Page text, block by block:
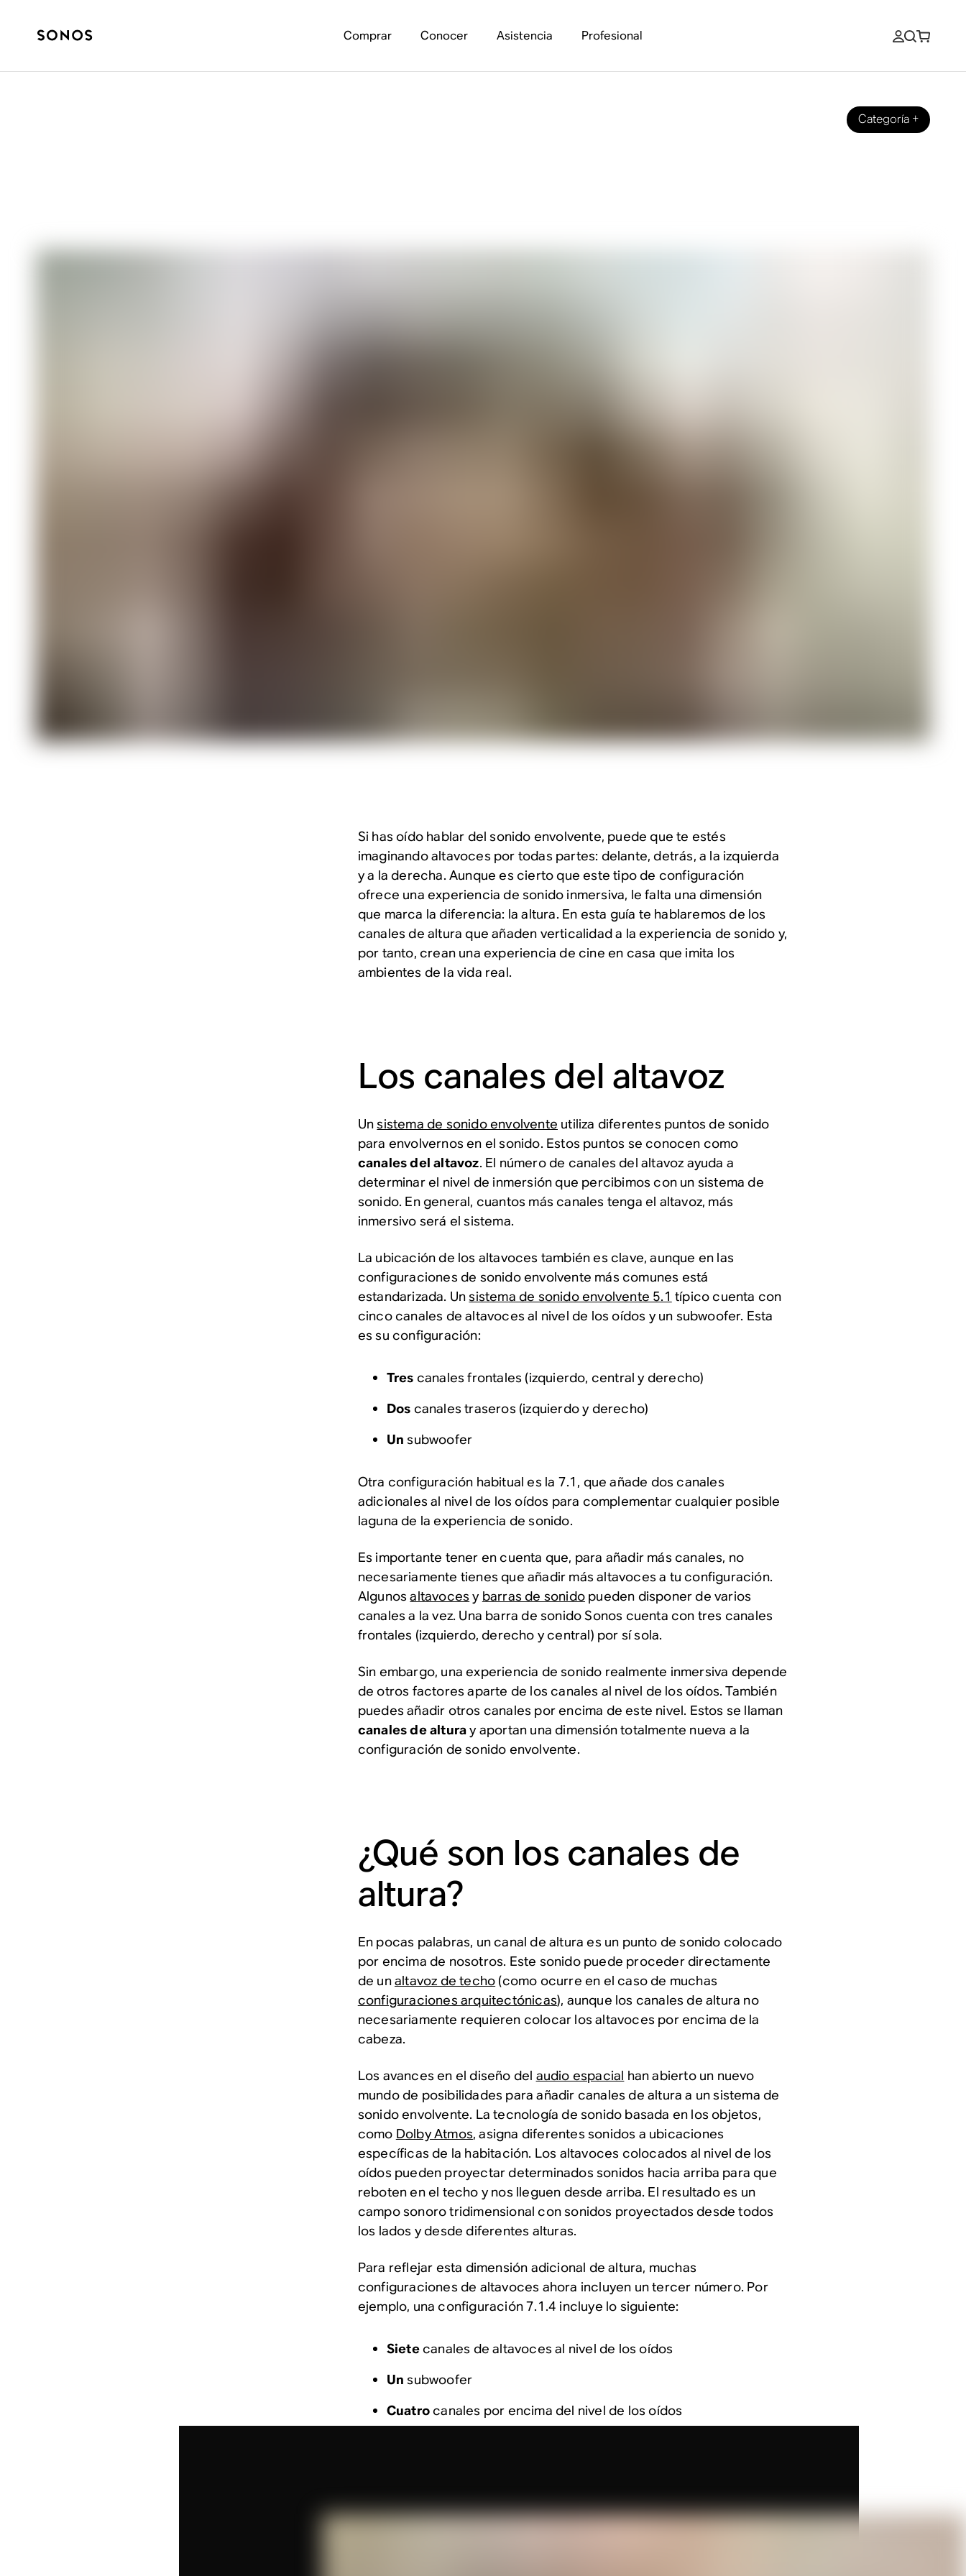
Comprar Conocer Asistencia Profesional
Categoría +
Si has oído hablar del sonido envolvente, puede que te estés
imaginando altavoces por todas partes: delante, detrás, a la izquierda
y a la derecha. Aunque es cierto que este tipo de configuración
ofrece una experiencia de sonido inmersiva, le falta una dimensión
que marca la diferencia: la altura. En esta guía te hablaremos de los
canales de altura que añaden verticalidad a la experiencia de sonido y,
por tanto, crean una experiencia de cine en casa que imita los
ambientes de la vida real.
Los canales del altavoz
Unsistema de sonido envolvente utiliza diferentes puntos de sonido
para envolvernos en el sonido. Estos puntos se conocen como
canales del altavoz. El número de canales del altavoz ayuda a
determinar el nivel de inmersión que percibimos con un sistema de
sonido. En general, cuantos más canales tenga el altavoz, más
inmersivo será el sistema.
La ubicación de los altavoces también es clave, aunque en las
configuraciones de sonido envolvente más comunes está
estandarizada. Unsistema de sonido envolvente 5.1 típico cuenta con
cinco canales de altavoces al nivel de los oídos y un subwoofer. Esta
es su configuración:
Tres canales frontales (izquierdo, central y derecho)
Dos canales traseros (izquierdo y derecho)
Un subwoofer
Otra configuración habitual es la 7.1, que añade dos canales
adicionales al nivel de los oídos para complementar cualquier posible
laguna de la experiencia de sonido.
Es importante tener en cuenta que, para añadir más canales, no
necesariamente tienes que añadir más altavoces a tu configuración.
Algunosaltavoces y barras de sonido pueden disponer de varios
canales a la vez. Una barra de sonido Sonos cuenta con tres canales
frontales (izquierdo, derecho y central) por sí sola.
Sin embargo, una experiencia de sonido realmente inmersiva depende
de otros factores aparte de los canales al nivel de los oídos. También
puedes añadir otros canales por encima de este nivel. Estos se llaman
canales de alturay aportan una dimensión totalmente nueva a la
configuración de sonido envolvente.
¿Qué son los canales de
altura?
En pocas palabras, un canal de altura es un punto de sonido colocado
por encima de nosotros. Este sonido puede proceder directamente
de unaltavoz de techo (como ocurre en el caso de muchas
configuraciones arquitectónicas), aunque los canales de altura no
necesariamente requieren colocar los altavoces por encima de la
cabeza.
Los avances en el diseño del audio espacial han abierto un nuevo
mundo de posibilidades para añadir canales de altura a un sistema de
sonido envolvente. La tecnología de sonido basada en los objetos,
como Dolby Atmos, asigna diferentes sonidos a ubicaciones
específicas de la habitación. Los altavoces colocados al nivel de los
oídos pueden proyectar determinados sonidos hacia arriba para que
reboten en el techo y nos lleguen desde arriba. El resultado es un
campo sonoro tridimensional con sonidos proyectados desde todos
los lados y desde diferentes alturas.
Para reflejar esta dimensión adicional de altura, muchas
configuraciones de altavoces ahora incluyen un tercer número. Por
ejemplo, una configuración 7.1.4 incluye lo siguiente:
Sietecanales de altavoces al nivel de los oídos
Un subwoofer
Cuatrocanales por encima del nivel de los oídos